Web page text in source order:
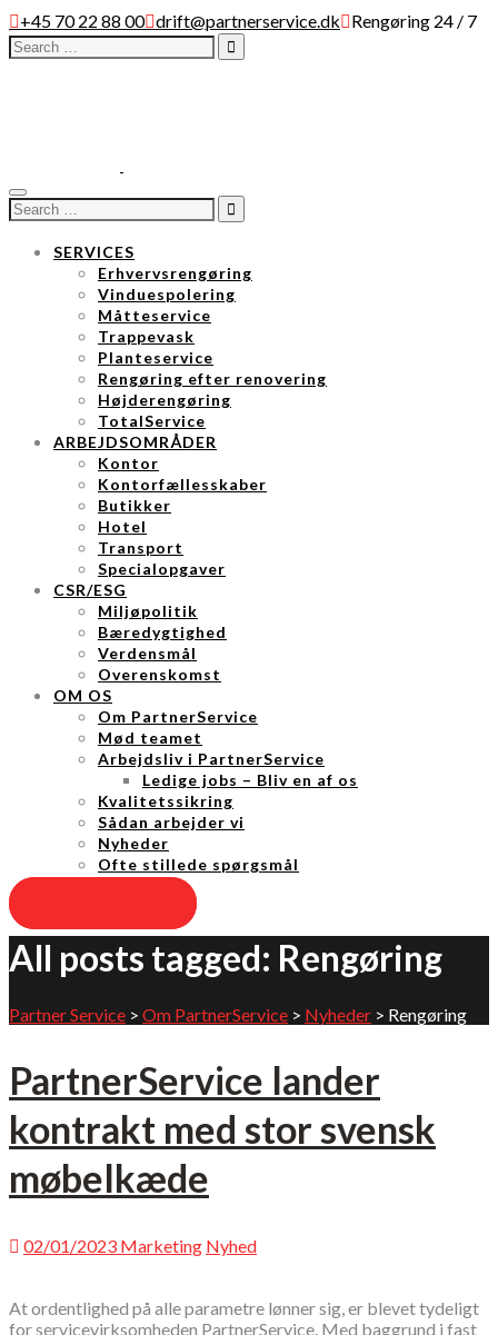
+45 70 22 88 00 drift@partnerservice.dk
Rengøring 24 / 7
Search
for:
Toggle
navigation
Search
for:
SERVICES
Erhvervsrengøring
Vinduespolering
Måtteservice
Trappevask
Planteservice
Rengøring efter renovering
Højderengøring
TotalService
ARBEJDSOMRÅDER
Kontor
Kontorfællesskaber
Butikker
Hotel
Transport
Specialopgaver
CSR/ESG
Miljøpolitik
Bæredygtighed
Verdensmål
Overenskomst
OM OS
Om PartnerService
Mød teamet
Arbejdsliv i PartnerService
Ledige jobs – Bliv en af os
Kvalitetssikring
Sådan arbejder vi
Nyheder
Ofte stillede spørgsmål
All posts tagged: Rengøring
Partner Service > Om PartnerService > Nyheder > Rengøring
PartnerService lander
kontrakt med stor svensk
møbelkæde
02/01/2023 Marketing Nyhed
At ordentlighed på alle parametre lønner sig, er blevet tydeligt
for servicevirksomheden PartnerService. Med baggrund i fast